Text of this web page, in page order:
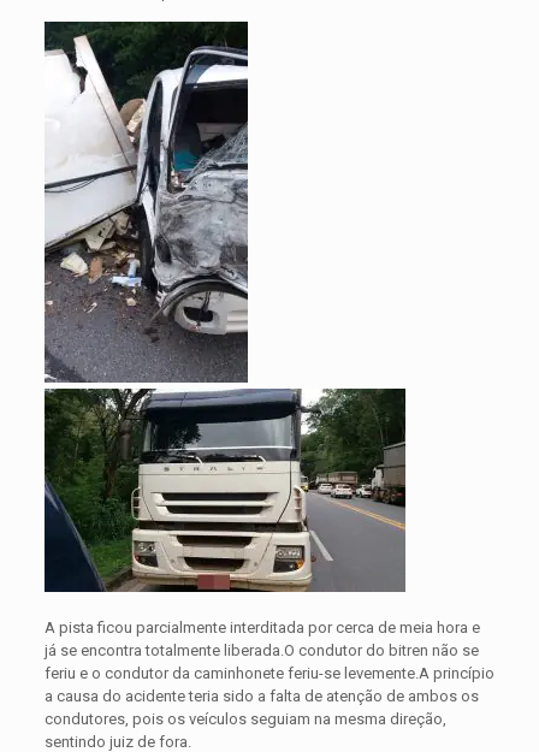
A pista ficou parcialmente interditada por cerca de meia hora e
já se encontra totalmente liberada.O condutor do bitren não se
feriu e o condutor da caminhonete feriu-se levemente.A princípio
a causa do acidente teria sido a falta de atenção de ambos os
condutores, pois os veículos seguiam na mesma direção,
sentindo juiz de fora.